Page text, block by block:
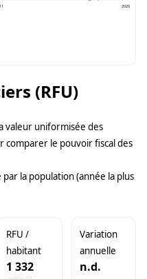
2025
(RFU)
valeur uniformisée des
comparer le pouvoir fiscal des
par la population (année la plus
RFU /
habitant
1 332
Variation
annuelle
n.d.